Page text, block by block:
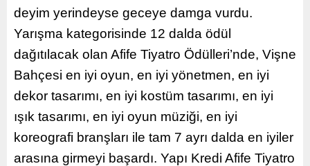
deyim yerindeyse geceye damga vurdu.
Yarışma kategorisinde 12 dalda ödül
dağıtılacak olan Afife Tiyatro Ödülleri’nde, Vişne
Bahçesi en iyi oyun, en iyi yönetmen, en iyi
dekor tasarımı, en iyi kostüm tasarımı, en iyi
ışık tasarımı, en iyi oyun müziği, en iyi
koreografi branşları ile tam 7 ayrı dalda en iyiler
arasına girmeyi başardı. Yapı Kredi Afife Tiyatro